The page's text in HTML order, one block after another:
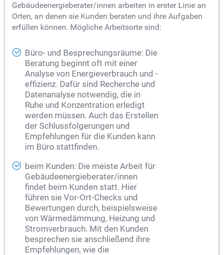
Gebäudeenergieberater/innen arbeiten in erster Linie an
Orten, an denen sie Kunden beraten und ihre Aufgaben
erfüllen können. Mögliche Arbeitsorte sind:
Büro- und Besprechungsräume: Die
Beratung beginnt oft mit einer
Analyse von Energieverbrauch und -
effizienz. Dafür sind Recherche und
Datenanalyse notwendig, die in
Ruhe und Konzentration erledigt
werden müssen. Auch das Erstellen
der Schlussfolgerungen und
Empfehlungen für die Kunden kann
im Büro stattfinden.
beim Kunden: Die meiste Arbeit für
Gebäudeenergieberater/innen
findet beim Kunden statt. Hier
führen sie Vor-Ort-Checks und
Bewertungen durch, beispielsweise
von Wärmedämmung, Heizung und
Stromverbrauch. Mit den Kunden
besprechen sie anschließend ihre
Empfehlungen, wie die